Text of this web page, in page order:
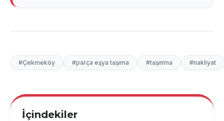
#Çekmeköy #parça eşya taşıma #taşınma #nakliyat
İçindekiler